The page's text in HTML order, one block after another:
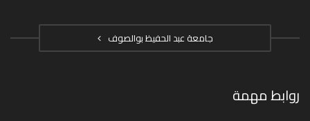
جامعة عبد الحفيظ بوالصوف
روابط مهمة